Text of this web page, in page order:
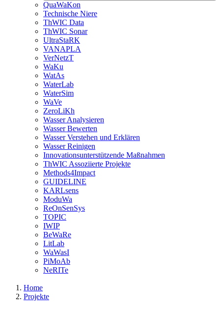
QuaWaKon
Technische Niere
ThWIC Data
ThWIC Sonar
UltraStaRK
VANAPLA
VerNetzT
WaKu
WatAs
WaterLab
WaterSim
WaVe
ZeroLiKh
Wasser Analysieren
Wasser Bewerten
Wasser Verstehen und Erklären
Wasser Reinigen
Innovationsunterstützende Maßnahmen
ThWIC Assoziierte Projekte
Methods4Impact
GUIDELINE
KARLsens
ModuWa
ReOnSenSys
TOPIC
IWIP
BeWaRe
LitLab
WaWasI
PiMoAb
NeRITe
Home
Projekte